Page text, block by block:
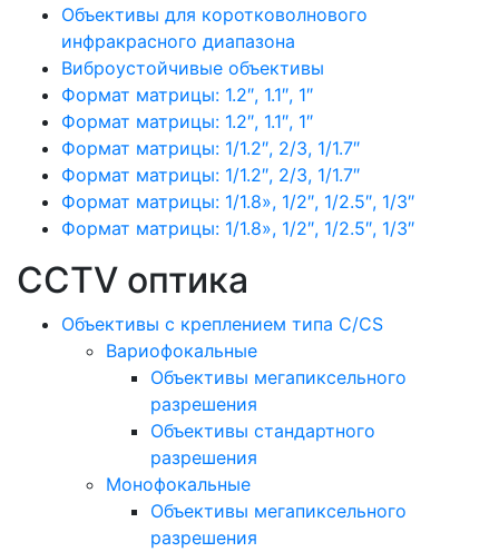
Объективы для коротковолнового
инфракрасного диапазона
Виброустойчивые объективы
Формат матрицы: 1.2″, 1.1″, 1″
Формат матрицы: 1.2″, 1.1″, 1″
Формат матрицы: 1/1.2″, 2/3, 1/1.7″
Формат матрицы: 1/1.2″, 2/3, 1/1.7″
Формат матрицы: 1/1.8», 1/2″, 1/2.5″, 1/3″
Формат матрицы: 1/1.8», 1/2″, 1/2.5″, 1/3″
CCTV оптика
Объективы с креплением типа C/CS
Вариофокальные
Объективы мегапиксельного
разрешения
Объективы стандартного
разрешения
Монофокальные
Объективы мегапиксельного
разрешения